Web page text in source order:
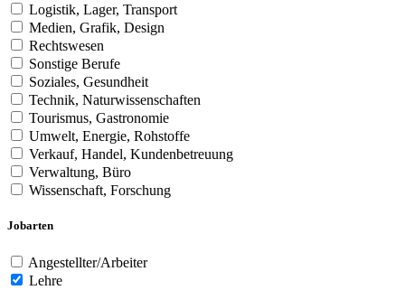
Logistik, Lager, Transport
Medien, Grafik, Design
Rechtswesen
Sonstige Berufe
Soziales, Gesundheit
Technik, Naturwissenschaften
Tourismus, Gastronomie
Umwelt, Energie, Rohstoffe
Verkauf, Handel, Kundenbetreuung
Verwaltung, Büro
Wissenschaft, Forschung
Jobarten
Angestellter/Arbeiter
Lehre